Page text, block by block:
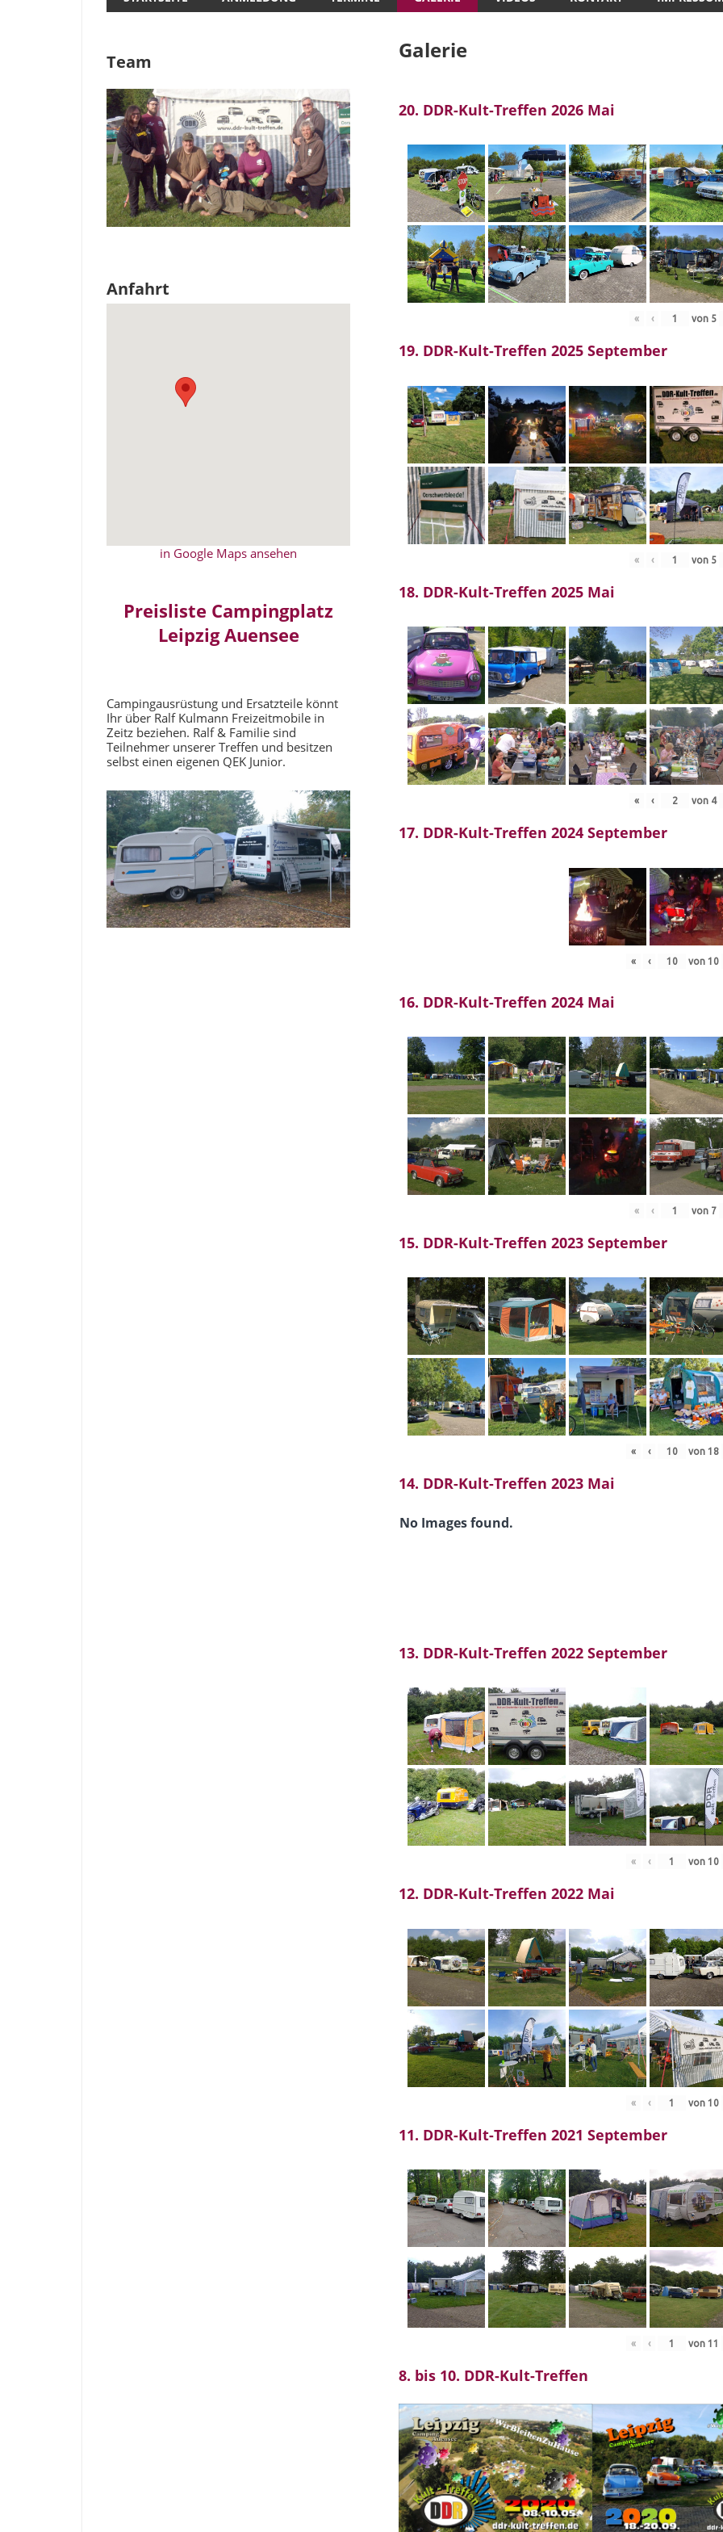
Galerie
20. DDR-Kult-Treffen 2026 Mai
« ‹ von 5
19. DDR-Kult-Treffen 2025 September
« ‹ von 5
18. DDR-Kult-Treffen 2025 Mai
« ‹ von 4
17. DDR-Kult-Treffen 2024 September
« ‹ von10
16. DDR-Kult-Treffen 2024 Mai
« ‹ von 7
15. DDR-Kult-Treffen 2023 September
« ‹ von18
14. DDR-Kult-Treffen 2023 Mai
No Images found.
13. DDR-Kult-Treffen 2022 September
« ‹ von10
12. DDR-Kult-Treffen 2022 Mai
« ‹ von10
11. DDR-Kult-Treffen 2021 September
« ‹ von11
8. bis 10. DDR-Kult-Treffen
Team
Anfahrt
in Google Maps ansehen
Preisliste Campingplatz
Leipzig Auensee
Campingausrüstung und Ersatzteile könnt
Ihr über Ralf Kulmann Freizeitmobile in
Zeitz beziehen. Ralf & Familie sind
Teilnehmer unserer Treffen und besitzen
selbst einen eigenen QEK Junior.